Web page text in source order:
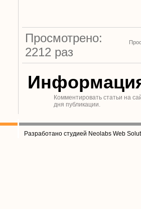
Просмотрено:
2212 раз
Комментировать статьи на
дня публикации.
Разработано студией Neolabs Web